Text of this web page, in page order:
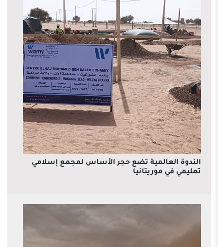
الندوة العالمية تضع حجر الأساس لمجمع إسلامي
تعليمي في موريتانيا